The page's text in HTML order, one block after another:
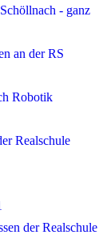
- ganz
an der RS
Robotik
Realschule
der Realschule